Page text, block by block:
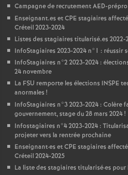
Campagne de recrutementAED-prépro
Enseignant.es etCPE stagiaires
Créteil 2023-2024
Listes des stagiaires titularisé.es 2022-
InfoStagiaires 2023-2024 n°1 : réussir
InfoStagiaires n°2 2023-2024 :
24 novembre
La FSU remporte les élections INSPE
anormales !
InfoStagiaires n°3 2023-2024 : Colère
gouvernement, stage du 28 mars 2024!
Infostagiaires n°4 2023-2024 :
projeter vers la rentrée prochaine
Enseignant·es etCPE stagiaires affecté
Créteil 2024-2025
La liste des stagiaires titularisé·es pour